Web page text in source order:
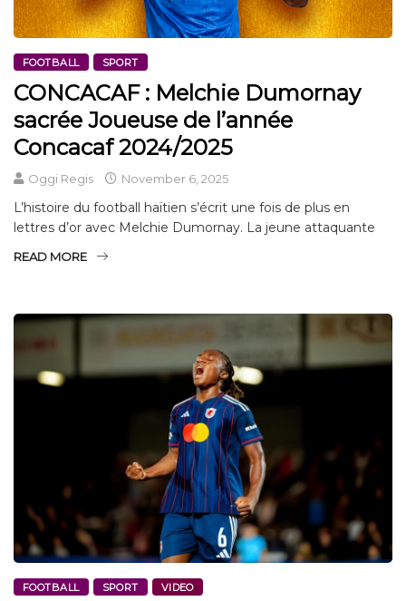
FOOTBALL SPORT
CONCACAF : Melchie Dumornay
sacrée Joueuse de l’année
Concacaf 2024/2025
Oggi Regis November 6, 2025
L’histoire du football haïtien s’écrit une fois de plus en
lettres d’or avec Melchie Dumornay. La jeune attaquante
READ MORE
FOOTBALL SPORT VIDEO